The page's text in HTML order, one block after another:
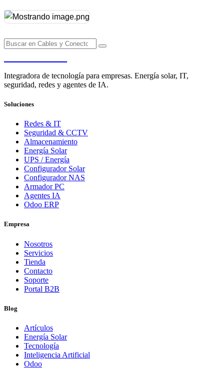
Integradora de tecnología para empresas. Energía solar, IT,
seguridad, redes y agentes de IA.
Soluciones
Redes & IT
Seguridad & CCTV
Almacenamiento
Energía Solar
UPS / Energía
Configurador Solar
Configurador NAS
Armador PC
Agentes IA
Odoo ERP
Empresa
Nosotros
Servicios
Tienda
Contacto
Soporte
Portal B2B
Blog
Artículos
Energía Solar
Tecnología
Inteligencia Artificial
Odoo